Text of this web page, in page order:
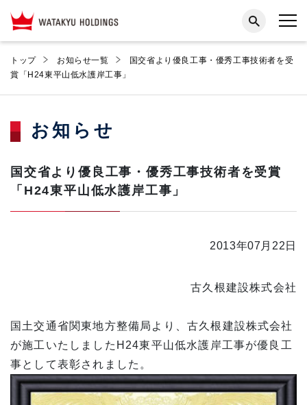
トップ お知らせ一覧
国交省より優良工事・優秀工事技術者を受
賞「H24東平山低水護岸工事」
お知らせ
国交省より優良工事・優秀工事技術者を受賞
「H24東平山低水護岸工事」
2013年07月22日
古久根建設株式会社
国土交通省関東地方整備局より、古久根建設株式会社
が施工いたしましたH24東平山低水護岸工事が優良工
事として表彰されました。